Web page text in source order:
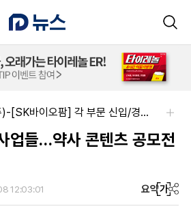
SK 바이오팜 (주)-[SK바이오팜] 각 부문 신입/경력 구성원 영입
업들…약사 콘텐츠 공모전
12:03:01 요약가